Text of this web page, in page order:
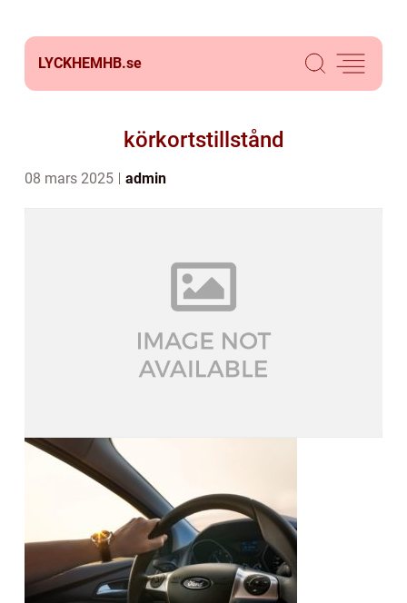
LYCKHEMHB.se
körkortstillstånd
08 mars 2025 admin